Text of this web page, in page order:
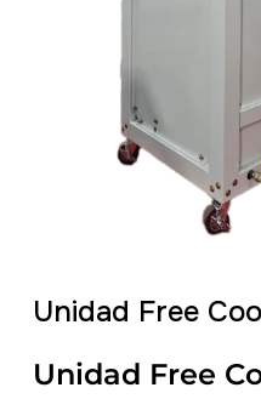
Unidad Free
Unidad Free